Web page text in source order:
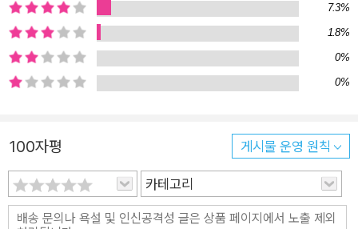
수 있는지를 보여 준다. 오랫동안 죽음이라는 것을 완전한 이별로
생각해 왔던 것 같다. 하지만 이제는 안다. 사랑한 것들은 어떤 형
태나 순간으로 꼭 되돌아온다는 것을. 그 사람이 하지 못한 일을
이루어 가는 것도 애도라는 것을._작가의 말 “누나가 알까요? 하
고 있다는 걸. 엄마는 무릎을 꿇고 앉아 나와 눈을 맞추며 힘 있게
말했다. “메아리는 다 알아.” “어떻게요?” 절실하면 가능하다는
그런 말 대신에 내가 이해할 수 있도록 엄마가 사실만을 말해 주
기를 바랐다. 진짜 이야기를._본문 중에서 ◼ 멈추었던 누나의 시
7.3%
1.8%
0%
0%
100자평 게시물 운영 원칙
카테고리